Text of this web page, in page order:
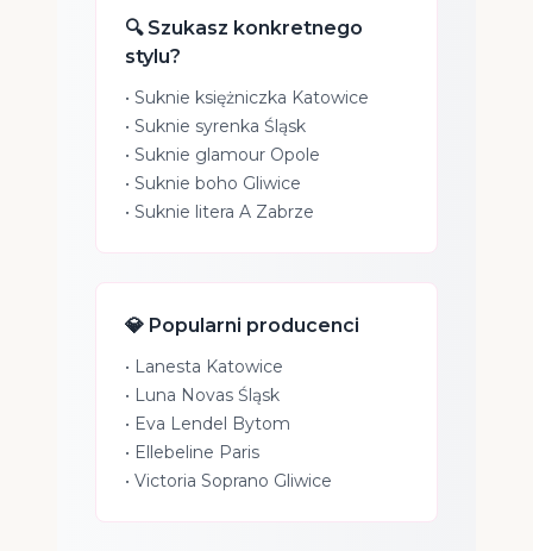
🔍 Szukasz konkretnego
stylu?
• Suknie księżniczka Katowice
• Suknie syrenka Śląsk
• Suknie glamour Opole
• Suknie boho Gliwice
• Suknie litera A Zabrze
💎 Popularni producenci
• Lanesta Katowice
• Luna Novas Śląsk
• Eva Lendel Bytom
• Ellebeline Paris
• Victoria Soprano Gliwice